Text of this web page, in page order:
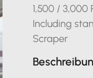
1,500 / 3,000
Including
Scraper